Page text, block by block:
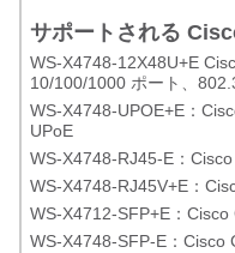
サポートされる
WS-X4748-12X48U+E
10/100/1000 ポート、
WS-X4748-UPOE+E：
UPoE
WS-X4748-RJ45-E：
WS-X4748-RJ45V+E：
WS-X4712-SFP+E：
WS-X4748-SFP-E：Cisco